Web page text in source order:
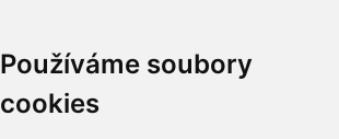
Používáme soubory
cookies